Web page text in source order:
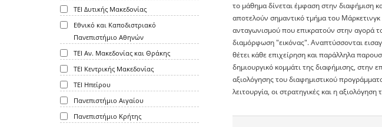
ΤΕΙ Δυτικής Μακεδονίας
Εθνικό και Καποδιστριακό
Πανεπιστήμιο Αθηνών
ΤΕΙ Αν. Μακεδονίας και Θράκης
ΤΕΙ Κεντρικής Μακεδονίας
ΤΕΙ Ηπείρου
Πανεπιστήμιο Αιγαίου
Πανεπιστήμιο Κρήτης
το μάθημα δίνεται έμφαση στην διαφήμιση
αποτελούν σημαντικό τμήμα του
ανταγωνισμού που επικρατούν στην αγορά
διαμόρφωση "εικόνας". Αναπτύσσονται
θέτει κάθε επιχείρηση και παράλληλα
δημιουργικό κομμάτι της διαφήμισης, στην
αξιολόγησης του διαφημιστικού
λειτουργία, οι στρατηγικές και η